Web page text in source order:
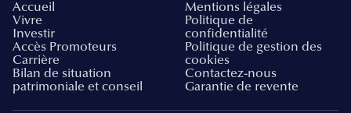
Accueil
Vivre
Investir
Accès Promoteurs
Carrière
Bilan de situation
patrimoniale et conseil
Mentions légales
Politique de
confidentialité
Politique de gestion des
cookies
Contactez-nous
Garantie de revente